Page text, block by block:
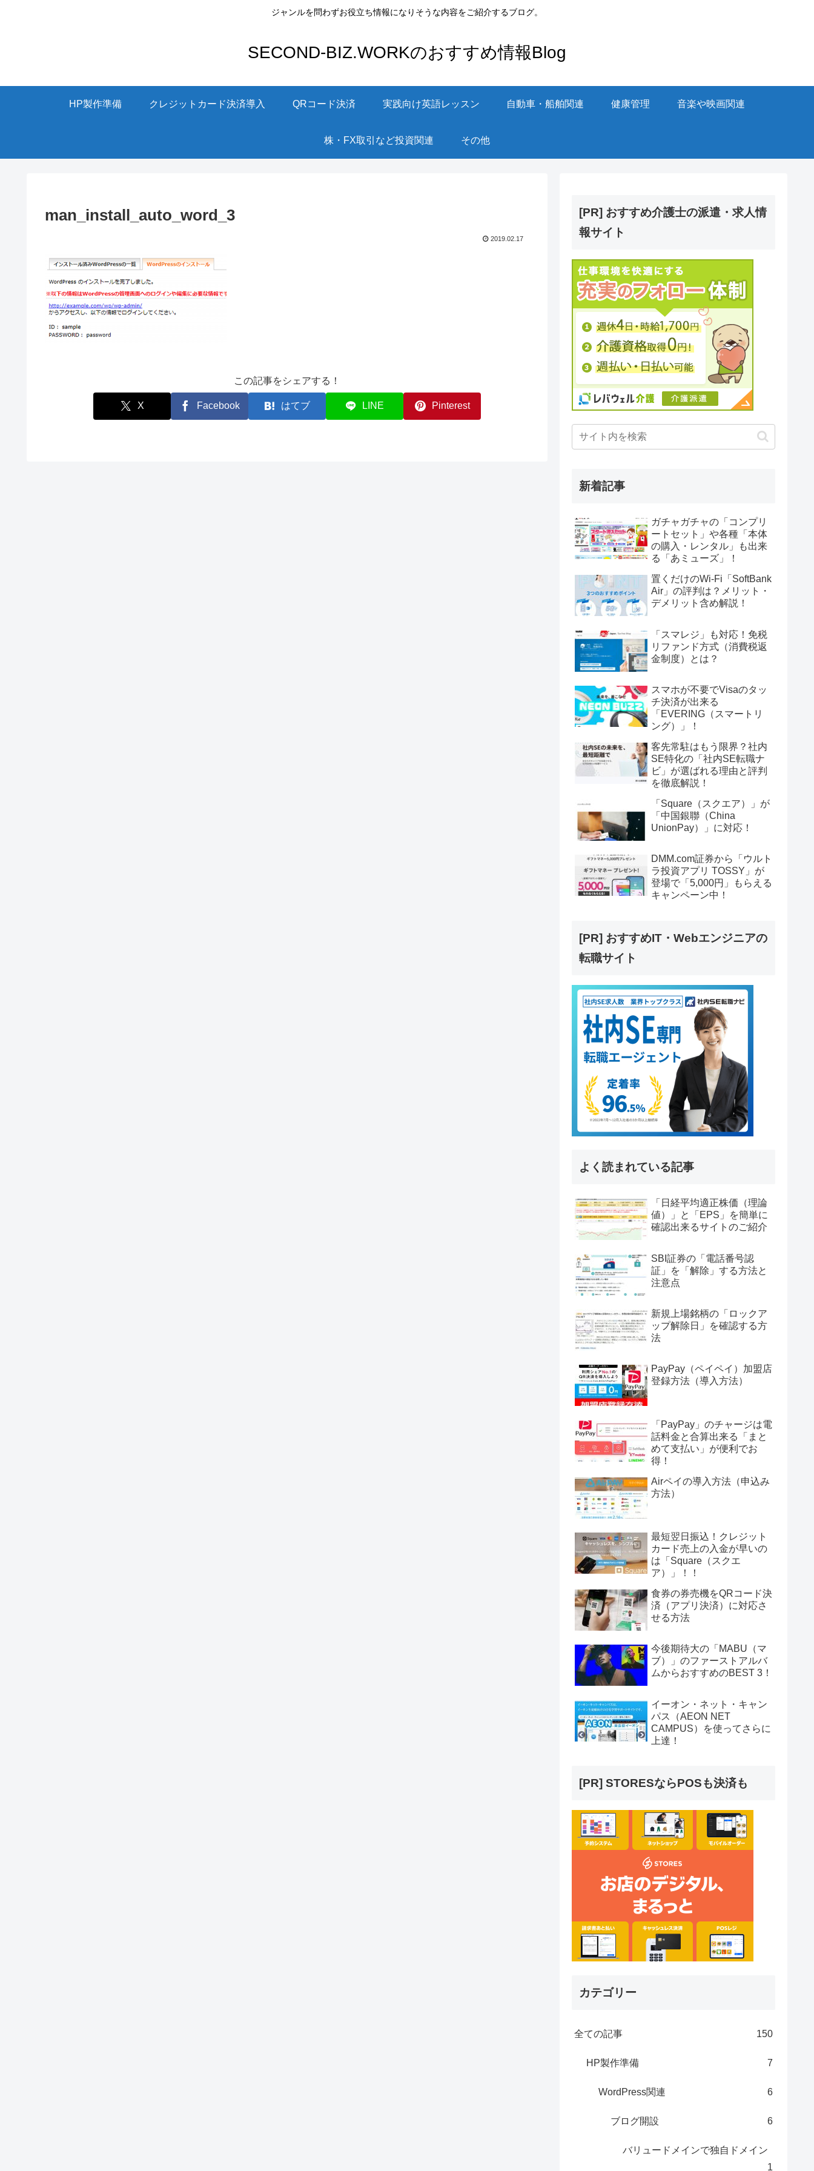
ジャンルを問わずお役立ち情報になりそうな内容をご紹介するブログ。
SECOND-BIZ.WORKのおすすめ情報Blog
HP製作準備 クレジットカード決済導入 QRコード決済 実践向け英語レッスン 自動車・船舶関連 健康管理 音楽や映画関連
株・FX取引など投資関連 その他
man_install_auto_word_3
2019.02.17
この記事をシェアする！
X Facebook はてブ LINE Pinterest
[PR] おすすめ介護士の派遣・求人情
報サイト
新着記事
ガチャガチャの「コンプリ
ートセット」や各種「本体
の購入・レンタル」も出来
る「あミューズ」！
置くだけのWi-Fi「SoftBank
Air」の評判は？メリット・
デメリット含め解説！
「スマレジ」も対応！免税
リファンド方式（消費税返
金制度）とは？
スマホが不要でVisaのタッ
チ決済が出来る
「EVERING（スマートリ
ング）」！
客先常駐はもう限界？社内
SE特化の「社内SE転職ナ
ビ」が選ばれる理由と評判
を徹底解説！
「Square（スクエア）」が
「中国銀聯（China
UnionPay）」に対応！
DMM.com証券から「ウルト
ラ投資アプリ TOSSY」が
登場で「5,000円」もらえる
キャンペーン中！
[PR] おすすめIT・Webエンジニアの
転職サイト
よく読まれている記事
「日経平均適正株価（理論
値）」と「EPS」を簡単に
確認出来るサイトのご紹介
SBI証券の「電話番号認
証」を「解除」する方法と
注意点
新規上場銘柄の「ロックア
ップ解除日」を確認する方
法
PayPay（ペイペイ）加盟店
登録方法（導入方法）
「PayPay」のチャージは電
話料金と合算出来る「まと
めて支払い」が便利でお
得！
Airペイの導入方法（申込み
方法）
最短翌日振込！クレジット
カード売上の入金が早いの
は「Square（スクエ
ア）」！！
食券の券売機をQRコード決
済（アプリ決済）に対応さ
せる方法
今後期待大の「MABU（マ
ブ）」のファーストアルバ
ムからおすすめのBEST 3！
イーオン・ネット・キャン
パス（AEON NET
CAMPUS）を使ってさらに
上達！
[PR] STORESならPOSも決済も
カテゴリー
全ての記事 150
HP製作準備 7
WordPress関連 6
ブログ開設 6
バリュードメインで独自ドメイン
1